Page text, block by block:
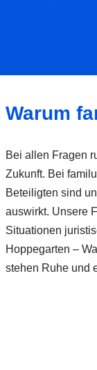
Warum
Bei allen Fragen
Zukunft. Bei
Beteiligten sind
auswirkt. Unsere
Situationen
Hoppegarten –
stehen Ruhe und